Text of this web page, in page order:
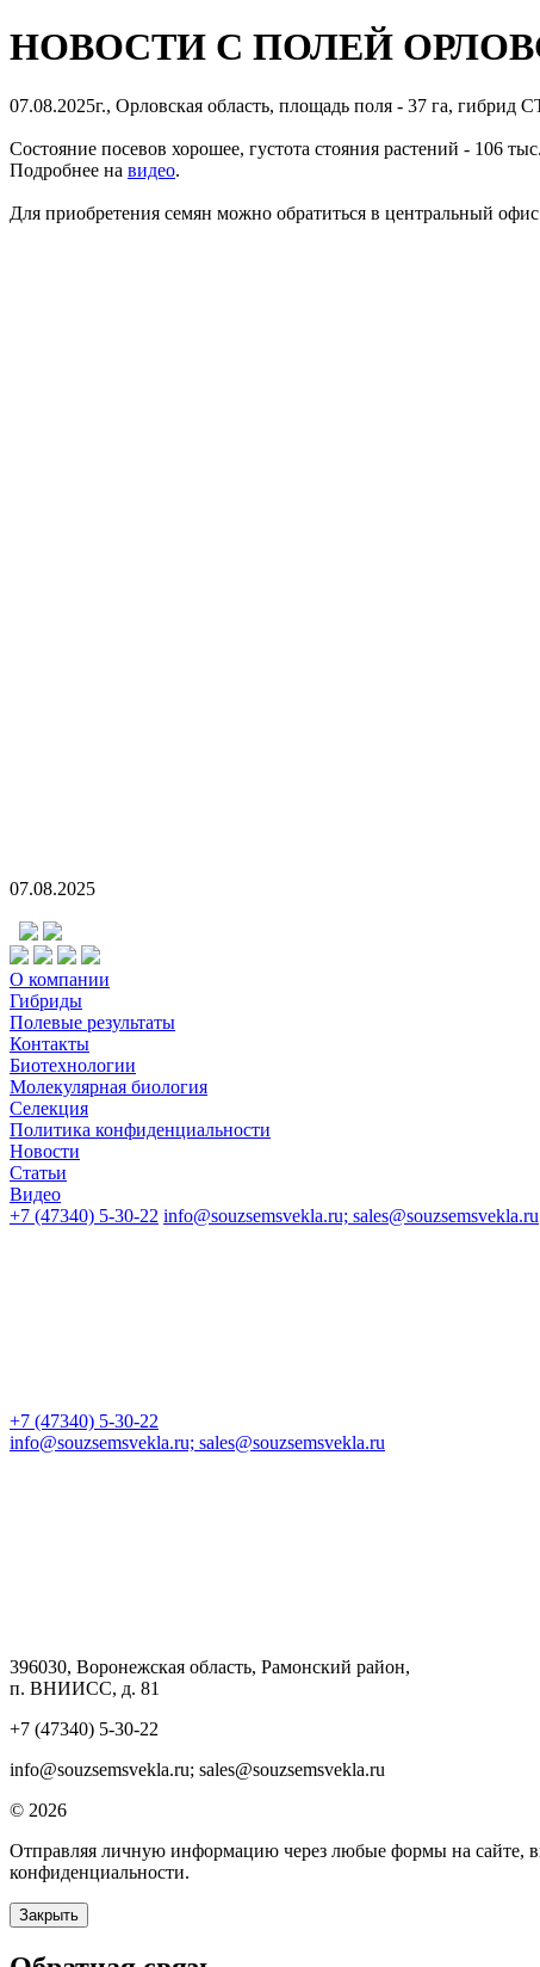
НОВОСТИ С ПОЛЕЙ
07.08.2025г., Орловская область, площадь поля - 37 га,
Состояние посевов хорошее, густота стояния растений - 106
Подробнее на видео.
Для приобретения семян можно обратиться в центральный
07.08.2025
О компании
Гибриды
Полевые результаты
Контакты
Биотехнологии
Молекулярная биология
Селекция
Политика конфиденциальности
Новости
Статьи
Видео
+7 (47340) 5-30-22 info@souzsemsvekla.ru; sales@souzsemsvekla.ru
+7 (47340) 5-30-22
info@souzsemsvekla.ru; sales@souzsemsvekla.ru
396030, Воронежская область, Рамонский район,
п. ВНИИСС, д. 81
+7 (47340) 5-30-22
info@souzsemsvekla.ru; sales@souzsemsvekla.ru
© 2026
Отправляя личную информацию через любые формы на сайте,
конфиденциальности.
Закрыть